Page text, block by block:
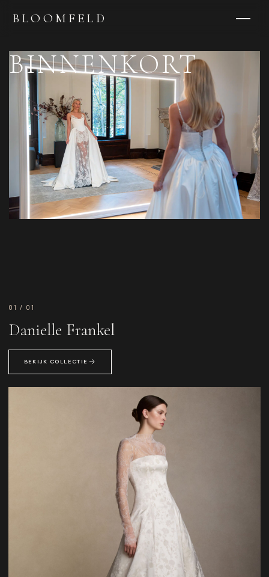
BLOOMFELD
BINNENKORT
01 / 01
Danielle Frankel
BEKIJK COLLECTIE